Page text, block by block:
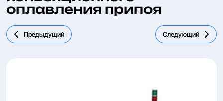
оплавления припоя
Предыдущий Следующий